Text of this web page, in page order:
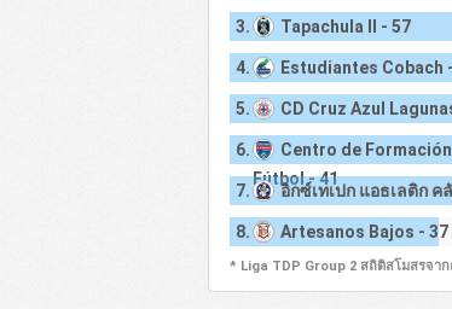
3. Tapachula II - 57
4. Estudiantes Cobach
5. CD Cruz Azul
6.
Centro de
Fútbol - 41
7. อิกซ์เทเปก แอธเลติก ค
8. Artesanos Bajos - 37
* Liga TDP Group 2 สถิติสโมสรจาก